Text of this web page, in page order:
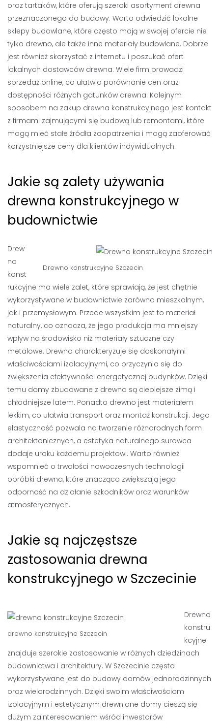
oraz tartaków, które oferują szeroki asortyment drewna
przeznaczonego do budowy. Warto odwiedzić lokalne
sklepy budowlane, które często mają w swojej ofercie nie
tylko drewno, ale także inne materiały budowlane. Dobrze
jest również skorzystać z internetu i poszukać ofert
lokalnych dostawców drewna. Wiele firm prowadzi
sprzedaż online, co ułatwia porównanie cen oraz
dostępności różnych gatunków drewna. Kolejnym
sposobem na zakup drewna konstrukcyjnego jest kontakt
z firmami zajmującymi się budową lub remontami, które
mogą mieć stałe źródła zaopatrzenia i mogą zaoferować
korzystniejsze ceny dla klientów indywidualnych.
Jakie są zalety używania
drewna konstrukcyjnego w
budownictwie
Drewno konstrukcyjne Szczecin
Drew
no
konst
rukcyjne ma wiele zalet, które sprawiają, że jest chętnie
wykorzystywane w budownictwie zarówno mieszkalnym,
jak i przemysłowym. Przede wszystkim jest to materiał
naturalny, co oznacza, że jego produkcja ma mniejszy
wpływ na środowisko niż materiały sztuczne czy
metalowe. Drewno charakteryzuje się doskonałymi
właściwościami izolacyjnymi, co przyczynia się do
zwiększenia efektywności energetycznej budynków. Dzięki
temu domy zbudowane z drewna są cieplejsze zimą i
chłodniejsze latem. Ponadto drewno jest materiałem
lekkim, co ułatwia transport oraz montaż konstrukcji. Jego
elastyczność pozwala na tworzenie różnorodnych form
architektonicznych, a estetyka naturalnego surowca
dodaje uroku każdemu projektowi. Warto również
wspomnieć o trwałości nowoczesnych technologii
obróbki drewna, które znacząco zwiększają jego
odporność na działanie szkodników oraz warunków
atmosferycznych.
Jakie są najczęstsze
zastosowania drewna
konstrukcyjnego w Szczecinie
drewno konstrukcyjne Szczecin
Drewno
konstru
kcyjne
znajduje szerokie zastosowanie w różnych dziedzinach
budownictwa i architektury. W Szczecinie często
wykorzystywane jest do budowy domów jednorodzinnych
oraz wielorodzinnych. Dzięki swoim właściwościom
izolacyjnym i estetycznym drewniane domy cieszą się
dużym zainteresowaniem wśród inwestorów